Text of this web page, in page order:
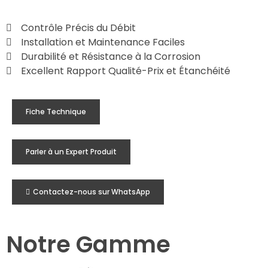
Contrôle Précis du Débit
Installation et Maintenance Faciles
Durabilité et Résistance à la Corrosion
Excellent Rapport Qualité-Prix et Étanchéité
Fiche Technique
Parler à un Expert Produit
Contactez-nous sur WhatsApp
Notre Gamme